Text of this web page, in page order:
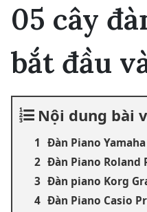
05 cây
bắt đầu
Nội dung bài
Đàn Piano Yamaha
Đàn Piano Roland
Đàn piano Korg
Đàn Piano Casio